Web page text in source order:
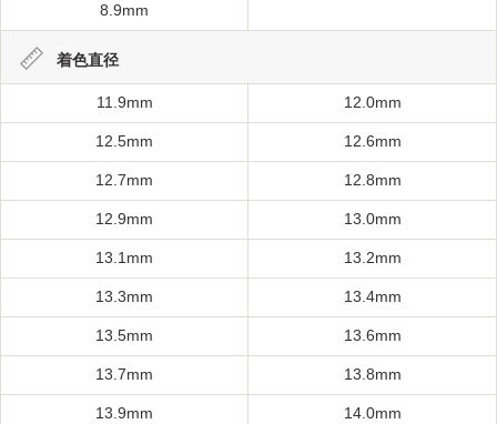
8.9mm
着色直径
11.9mm 12.0mm
12.5mm 12.6mm
12.7mm 12.8mm
12.9mm 13.0mm
13.1mm 13.2mm
13.3mm 13.4mm
13.5mm 13.6mm
13.7mm 13.8mm
13.9mm 14.0mm